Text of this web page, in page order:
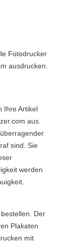
Fotodrucker
ausdrucken.
Ihre Artikel
aus.
sind. Sie
werden
Der
Plakaten
mit